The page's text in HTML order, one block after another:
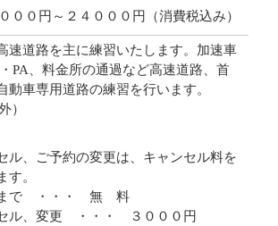
００ 円 ～２４０００円（消費税込み）
速道路を主に練習いたします。加速車
PA、料金所の通過など高速道路、首
動車専用道路の練習を行います。
）
ル、ご予約の変更は、キャンセル料を
す。
まで ・・・ 無 料
ル、変更 ・・・ ３０００円